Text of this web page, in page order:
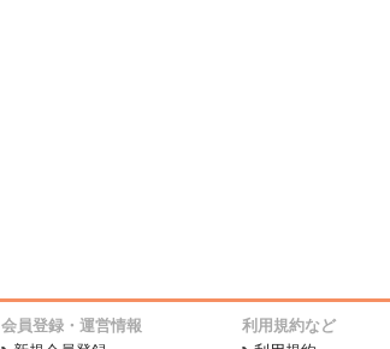
会員登録・運営情報
利用規約など